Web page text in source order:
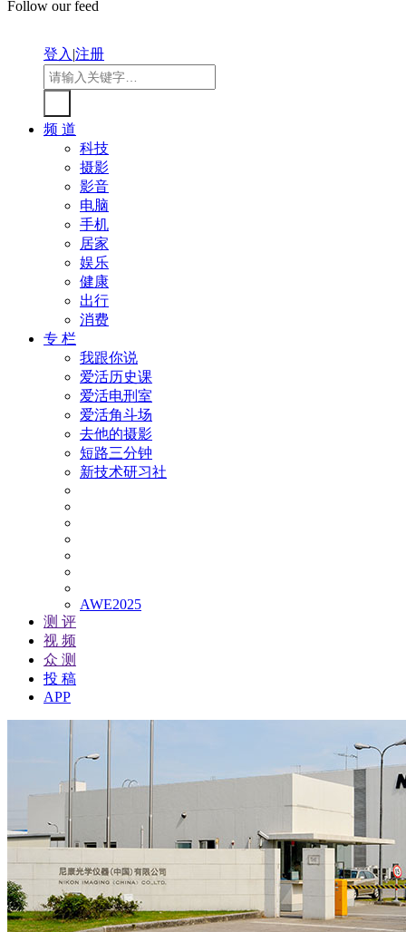
Follow our feed
登入|注册
频 道
科技
摄影
影音
电脑
手机
居家
娱乐
健康
出行
消费
专 栏
我跟你说
爱活历史课
爱活电刑室
爱活角斗场
去他的摄影
短路三分钟
新技术研习社
AWE2025
测 评
视 频
众 测
投 稿
APP